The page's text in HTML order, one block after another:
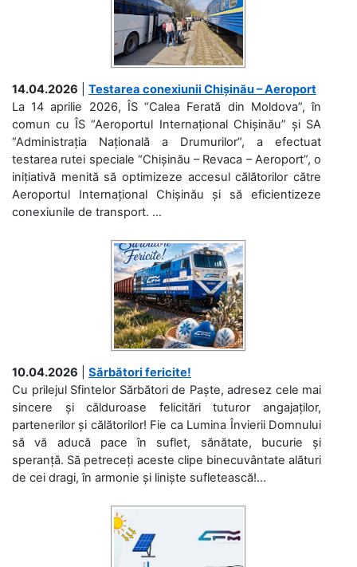
14.04.2026
Testarea conexiunii Chișinău – Aeroport
La 14 aprilie 2026, ÎS “Calea Ferată din Moldova”, în
comun cu ÎS “Aeroportul Internațional Chișinău” și SA
“Administrația Națională a Drumurilor”, a efectuat
testarea rutei speciale “Chișinău – Revaca – Aeroport”, o
inițiativă menită să optimizeze accesul călătorilor către
Aeroportul Internațional Chișinău și să eficientizeze
conexiunile de transport. ...
10.04.2026
Sărbători fericite!
Cu prilejul Sfintelor Sărbători de Paște, adresez cele mai
sincere și călduroase felicitări tuturor angajaților,
partenerilor și călătorilor! Fie ca Lumina Învierii Domnului
să vă aducă pace în suflet, sănătate, bucurie și
speranță. Să petreceți aceste clipe binecuvântate alături
de cei dragi, în armonie și liniște sufletească!...